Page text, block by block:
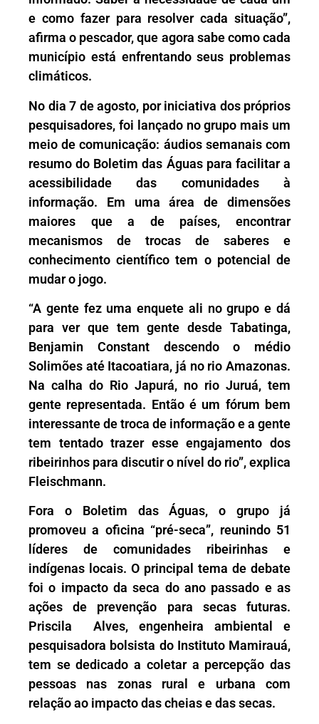
e como fazer para resolver cada situação”,
afirma o pescador, que agora sabe como cada
município está enfrentando seus problemas
climáticos.
No dia 7 de agosto, por iniciativa dos próprios
pesquisadores, foi lançado no grupo mais um
meio de comunicação: áudios semanais com
resumo do Boletim das Águas para facilitar a
acessibilidade das comunidades à
informação. Em uma área de dimensões
maiores que a de países, encontrar
mecanismos de trocas de saberes e
conhecimento científico tem o potencial de
mudar o jogo.
“A gente fez uma enquete ali no grupo e dá
para ver que tem gente desde Tabatinga,
Benjamin Constant descendo o médio
Solimões até Itacoatiara, já no rio Amazonas.
Na calha do Rio Japurá, no rio Juruá, tem
gente representada. Então é um fórum bem
interessante de troca de informação e a gente
tem tentado trazer esse engajamento dos
ribeirinhos para discutir o nível do rio”, explica
Fleischmann.
Fora o Boletim das Águas, o grupo já
promoveu a oficina “pré-seca”, reunindo 51
líderes de comunidades ribeirinhas e
indígenas locais. O principal tema de debate
foi o impacto da seca do ano passado e as
ações de prevenção para secas futuras.
Priscila Alves, engenheira ambiental e
pesquisadora bolsista do Instituto Mamirauá,
tem se dedicado a coletar a percepção das
pessoas nas zonas rural e urbana com
relação ao impacto das cheias e das secas.